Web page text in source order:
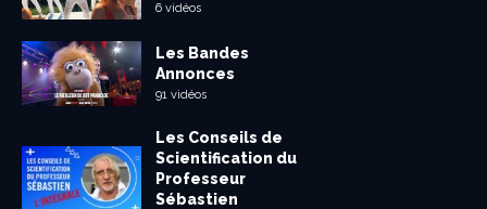
6 vidéos
Les Bandes
Annonces
91 vidéos
Les Conseils de
Scientification du
Professeur
Sébastien